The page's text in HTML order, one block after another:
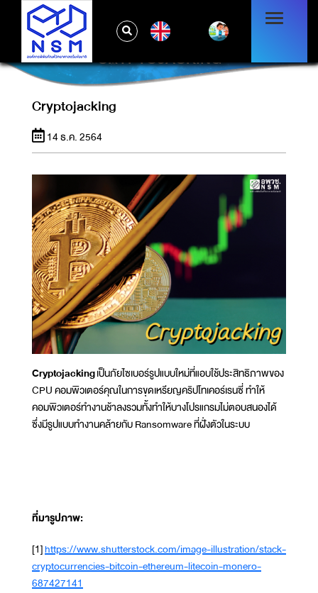
CRYPTOJACKING
Cryptojacking
14 ธ.ค. 2564
Cryptojackingเป็นภัยไซเบอร์รูปแบบใหม่ที่แอบใช้ประสิทธิภาพของ
CPU คอมพิวเตอร์คุณในการขุดเหรียญคริปโทเคอร์เรนซี่ ทำให้
คอมพิวเตอร์ทำงานช้าลงรวมทั้งทำให้บางโปรแกรมไม่ตอบสนองได้
ซึ่งมีรูปแบบทำงานคล้ายกับ Ransomware ที่ฝั่งตัวในระบบ
ที่มารูปภาพ:
[1]https://www.shutterstock.com/image-illustration/stack-
cryptocurrencies-bitcoin-ethereum-litecoin-monero-
687427141